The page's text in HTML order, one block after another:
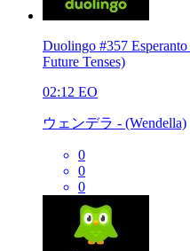
Duolingo #357
Future Tenses)
02:12 EO
ウェンデラ - (Wendella)
0
0
0